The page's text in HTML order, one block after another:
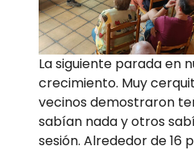
La siguiente parada en
crecimiento. Muy
vecinos demostraron
sabían nada y otros
sesión. Alrededor de 16